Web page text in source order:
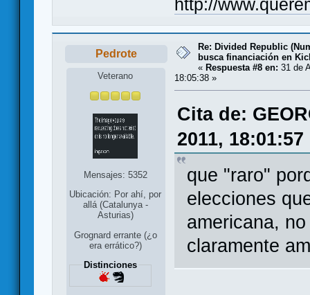
http://
Pedrote
Veterano
Mensajes: 5352
Ubicación: Por ahí, por
allá (Catalunya -
Asturias)
Grognard errante (¿o
era errático?)
Distinciones
Re: Divided Republic
busca financiación en
« Respuesta #8 en: 31 de
18:05:38 »
Cita de:
2011, 18:01:57
que "raro"
elecciones
americana,
claramente